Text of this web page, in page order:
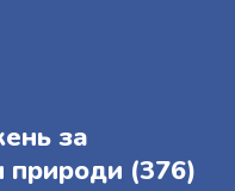
за
природи (376)